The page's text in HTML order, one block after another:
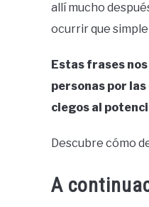
allí mucho
ocurrir que
Estas frases
personas por
ciegos al
Descubre cómo
A